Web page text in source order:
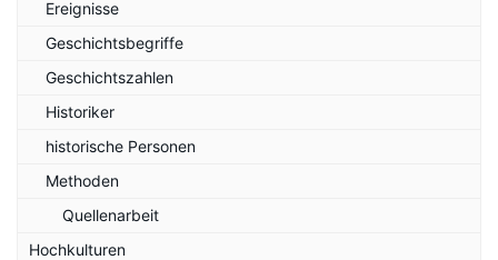
Ereignisse
Geschichtsbegriffe
Geschichtszahlen
Historiker
historische Personen
Methoden
Quellenarbeit
Hochkulturen